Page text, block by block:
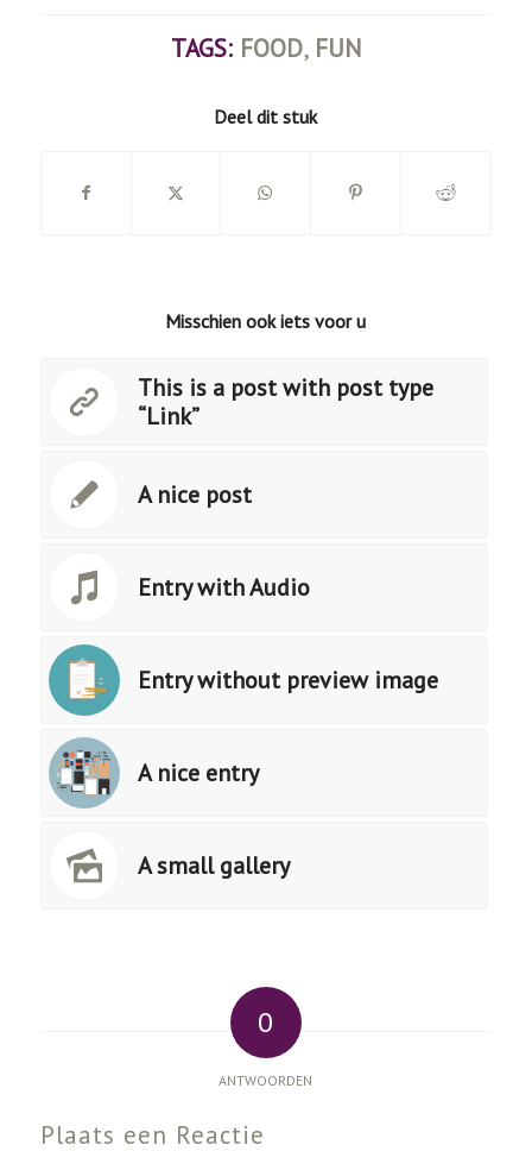
TAGS: FOOD, FUN
Deel dit stuk
Misschien ook iets voor u
This is a post with post type
“Link”
A nice post
Entry with Audio
Entry without preview image
A nice entry
A small gallery
0
ANTWOORDEN
Plaats een Reactie